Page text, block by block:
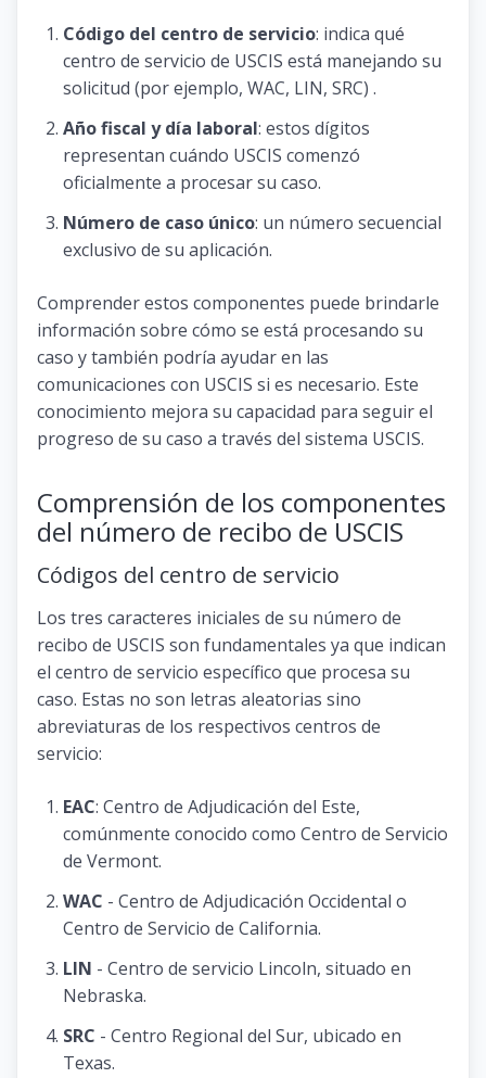
Código del centro de servicio: indica qué
centro de servicio de USCIS está manejando su
solicitud (por ejemplo, WAC, LIN, SRC) .
Año fiscal y día laboral: estos dígitos
representan cuándo USCIS comenzó
oficialmente a procesar su caso.
Número de caso único: un número secuencial
exclusivo de su aplicación.
Comprender estos componentes puede brindarle
información sobre cómo se está procesando su
caso y también podría ayudar en las
comunicaciones con USCIS si es necesario. Este
conocimiento mejora su capacidad para seguir el
progreso de su caso a través del sistema USCIS.
Comprensión de los componentes
del número de recibo de USCIS
Códigos del centro de servicio
Los tres caracteres iniciales de su número de
recibo de USCIS son fundamentales ya que indican
el centro de servicio específico que procesa su
caso. Estas no son letras aleatorias sino
abreviaturas de los respectivos centros de
servicio:
EAC: Centro de Adjudicación del Este,
comúnmente conocido como Centro de Servicio
de Vermont.
WAC - Centro de Adjudicación Occidental o
Centro de Servicio de California.
LIN - Centro de servicio Lincoln, situado en
Nebraska.
SRC - Centro Regional del Sur, ubicado en
Texas.